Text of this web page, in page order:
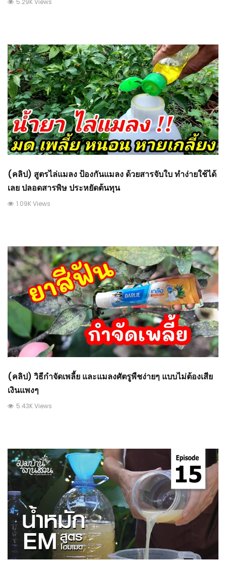
(คลิป) สูตรไล่แมลง ป้องกันแมลง ด้วยสารจับใบ ทำง่ายใช้ได้
เลย ปลอดสารพิษ ประหยัดต้นทุน
1.09K Views
(คลิป) วิธีกำจัดเพลี้ย และแมลงศัตรูพืชง่ายๆ แบบไม่ต้องเสีย
เงินแพงๆ
5.43K Views